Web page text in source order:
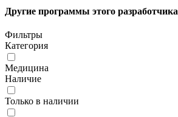
Другие программы этого разработчика
Фильтры
Категория
Медицина
Наличие
Только в наличии